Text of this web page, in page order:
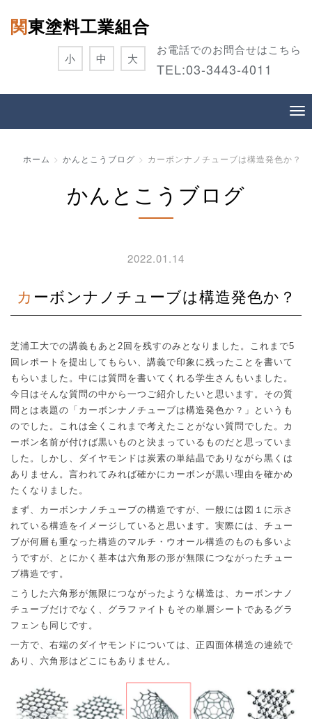
関東塗料工業組合
お電話でのお問合せはこちら
TEL:03-3443-4011
小 中 大
ホーム かんとこうブログ カーボンナノチューブは構造発色か？
かんとこうブログ
2022.01.14
カーボンナノチューブは構造発色か？
芝浦工大での講義もあと 2 回を残すのみとなりました。これまで5
回レポートを提出してもらい、講義で印象に残ったことを書いて
もらいました。中には質問を書いてくれる学生さんもいました。
今日はそんな質問の中から一つご紹介したいと思います。その質
問とは表題の「カーボンナノチューブは構造発色か？」というも
のでした。これは全くこれまで考えたことがない質問でした。カ
ーボン名前が付けば黒いものと決まっているものだと思っていま
した。しかし、ダイヤモンドは炭素の単結晶でありながら黒くは
ありません。言われてみれば確かにカーボンが黒い理由を確かめ
たくなりました。
まず、カーボンナノチューブの構造ですが、一般には図１に示さ
れている構造をイメージしていると思います。実際には、チュー
ブが何層も重なった構造のマルチ・ウオール構造のものも多いよ
うですが、とにかく基本は六角形の形が無限につながったチュー
ブ構造です。
こうした六角形が無限につながったような構造は、カーボンナノ
チューブだけでなく、グラファイトもその単層シートであるグラ
フェンも同じです。
一方で、右端のダイヤモンドについては、正四面体構造の連続で
あり、六角形はどこにもありません。